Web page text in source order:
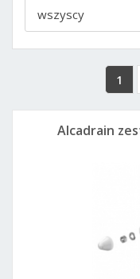
wszyscy
1
Alcadrain